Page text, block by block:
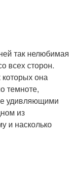
так нелюбимая
всех сторон.
она
темноте,
удивляющими
из
и насколько